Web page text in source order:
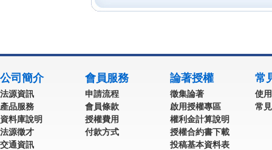
公司簡介
法源資訊
產品服務
資料庫說明
法源徵才
交通資訊
會員服務
申請流程
會員條款
授權費用
付款方式
論著授權
徵集論著
啟用授權專區
權利金計算說明
授權合約書下載
投稿基本資料表
常
使
常